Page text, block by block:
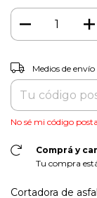
Entregas para el CP:
Medios de envío
No sé mi código
Comprá y
Tu compra
Cortadora de